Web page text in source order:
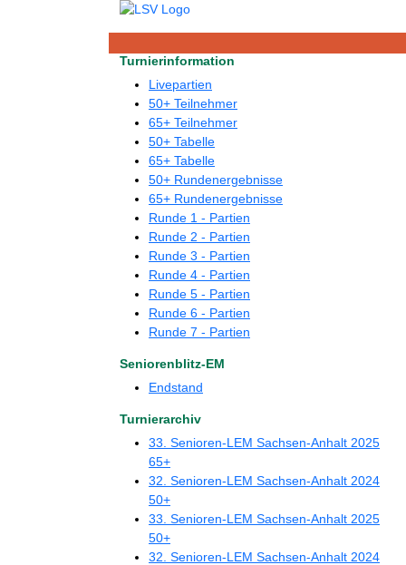
Turnierinformation
Livepartien
50+ Teilnehmer
65+ Teilnehmer
50+ Tabelle
65+ Tabelle
50+ Rundenergebnisse
65+ Rundenergebnisse
Runde 1 - Partien
Runde 2 - Partien
Runde 3 - Partien
Runde 4 - Partien
Runde 5 - Partien
Runde 6 - Partien
Runde 7 - Partien
Seniorenblitz-EM
Endstand
Turnierarchiv
33. Senioren-LEM Sachsen-Anhalt 2025
65+
32. Senioren-LEM Sachsen-Anhalt 2024
50+
33. Senioren-LEM Sachsen-Anhalt 2025
50+
32. Senioren-LEM Sachsen-Anhalt 2024